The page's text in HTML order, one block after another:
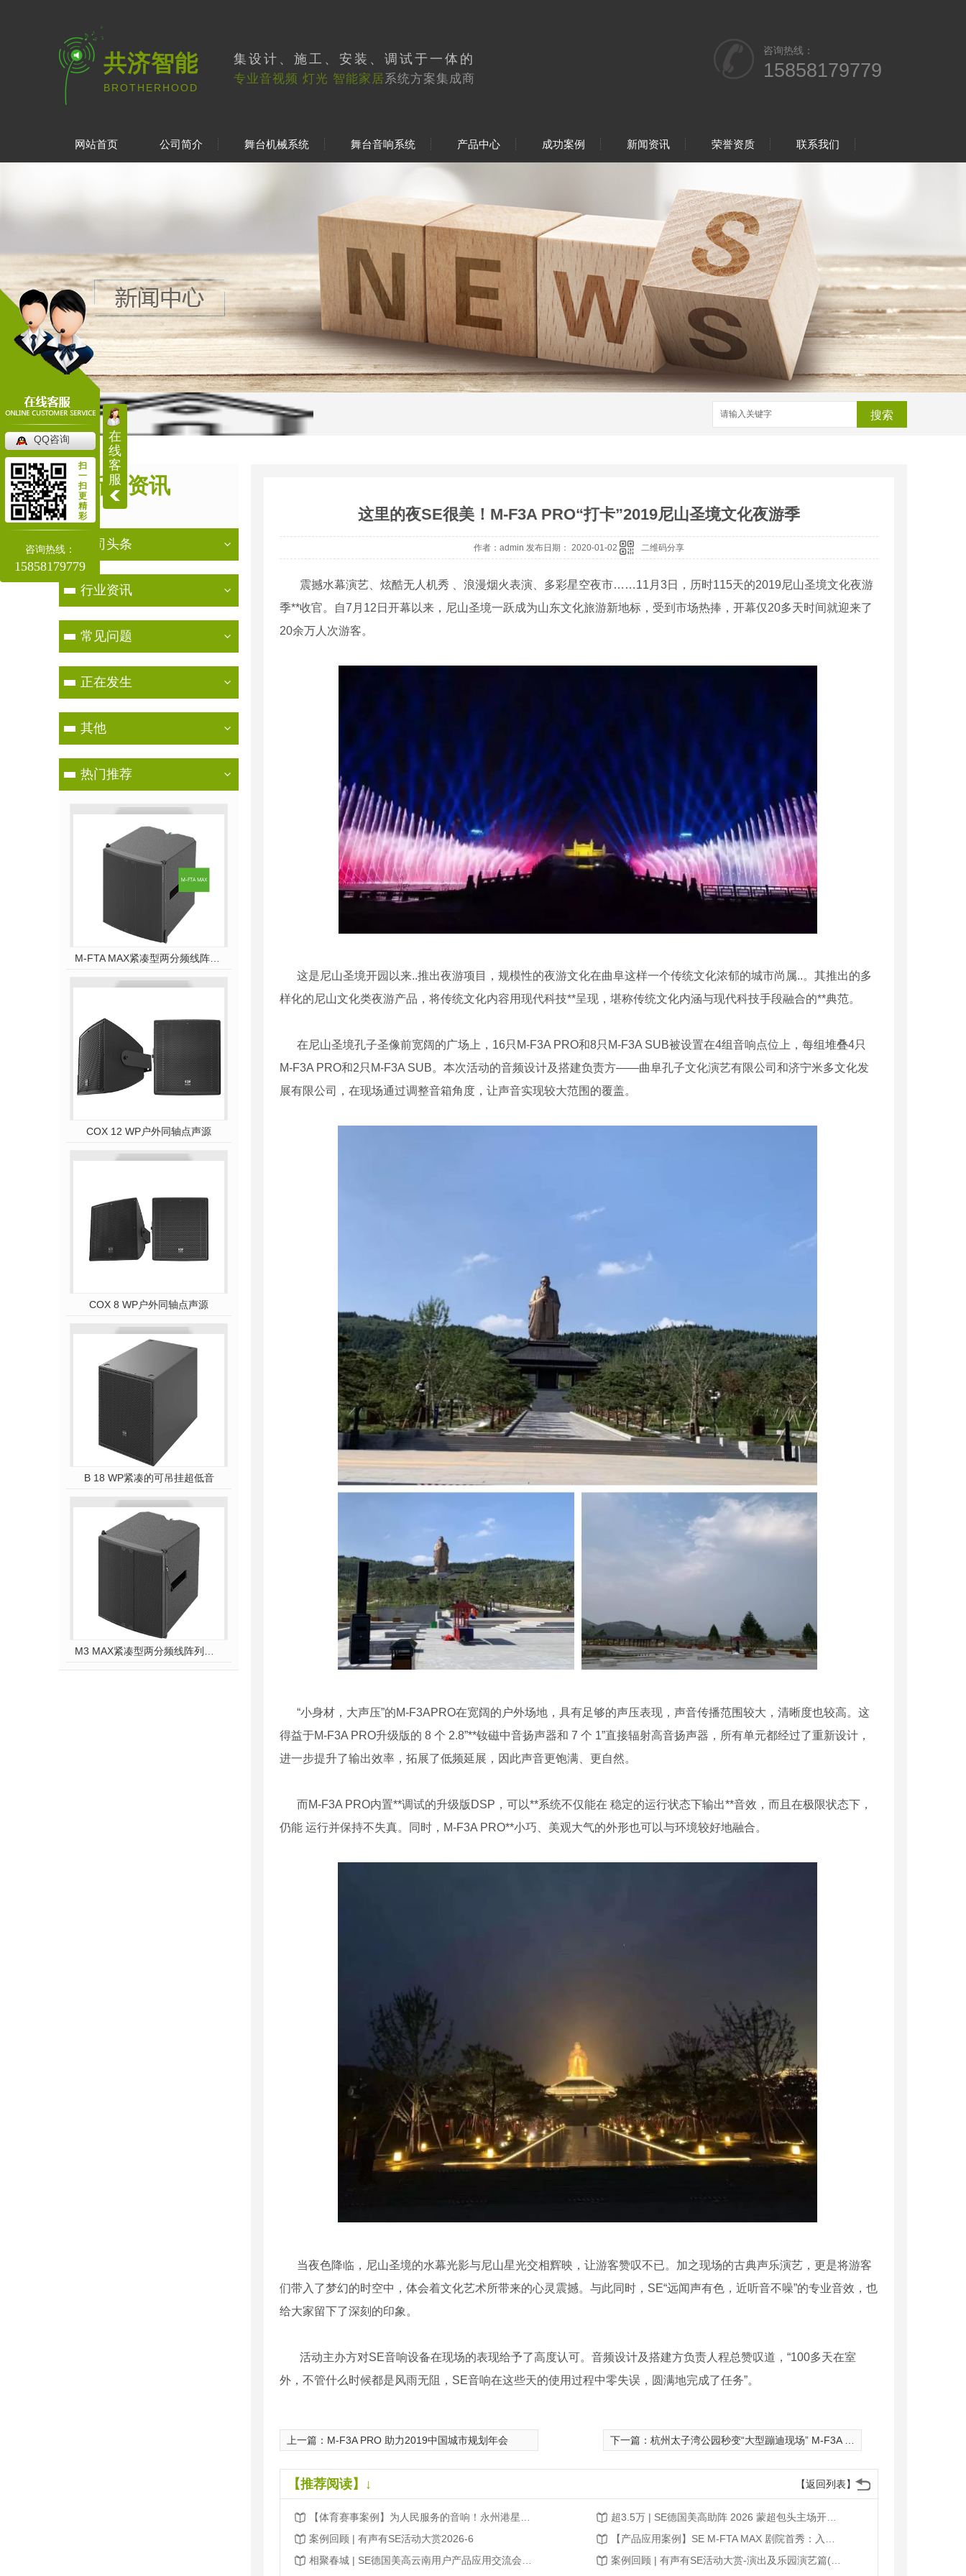
共济智能
BROTHERHOOD
集设计、施工、安装、调试于一体的
专业音视频 灯光 智能家居系统方案集成商
咨询热线：
15858179779
网站首页 公司简介 舞台机械系统 舞台音响系统 产品中心 成功案例 新闻资讯 荣誉资质 联系我们
当前位置：首页
搜索
新闻资讯
NEWS
公司头条
行业资讯
常见问题
正在发生
其他
热门推荐
M-FTA MAX紧凑型两分频线阵列系统
COX 12 WP户外同轴点声源
COX 8 WP户外同轴点声源
B 18 WP紧凑的可吊挂超低音
这里的夜SE很美！M-F3A PRO“打卡”2019尼山圣境文化夜游季
作者：admin 发布日期： 2020-01-02 二维码分享
震撼水幕演艺、炫酷无人机秀 、浪漫烟火表演、多彩星空夜市……11 月 3日，历时115天的2019尼山圣境文化夜游
季**收官。自7 月 12 日开幕以来，尼山圣境一跃成为山东文化旅游新地标，受到市场热捧，开幕仅20多天时间就迎来了
20余万人次游客。
这是尼山圣境开园以来..推出夜游项目，规模性的夜游文化在曲阜这样一个传统文化浓郁的城市尚属..。其推出的多
样化的尼山文化类夜游产品，将传统文化内容用现代科技**呈现，堪称传统文化内涵与现代科技手段融合的**典范。
在尼山圣境孔子圣像前宽阔的广场上， 16只 M-F3A PRO和8只 M-F3A SUB被设置在4组音响点位上，每组堆叠4只
M-F3A PRO和2 只 M-F3A SUB。本次活动的音频设计及搭建负责方——曲阜孔子文化演艺有限公司和济宁米多文化发
展有限公司，在现场通过调整音箱角度，让声音实现较大范围的覆盖。
“小身材，大声压”的M-F3APRO在宽阔的户外场地，具有足够的声压表现，声音传播范围较大，清晰度也较高。这
得益于M-F3A PRO升级版的 8 个 2.8”**钕磁中音扬声器和 7 个 1”直接辐射高音扬声器，所有单元都经过了重新设计，
进一步提升了输出效率，拓展了低频延展，因此声音更饱满、更自然。
而M-F3A PRO内置**调试的升级版 DSP ，可以**系统不仅能在 稳定的运行状态下输出**音效，而且在极限状态下，
仍能 运行并保持不失真。同时， M-F3A PRO**小巧、美观大气的外形也可以与环境较好地融合。
当夜色降临，尼山圣境的水幕光影与尼山星光交相辉映，让游客赞叹不已。加之现场的古典声乐演艺，更是将游客
们带入了梦幻的时空中，体会着文化艺术所带来的心灵震撼。与此同时， SE“远闻声有色，近听音不噪”的专业音效，也
给大家留下了深刻的印象。
活动主办方对SE音响设备在现场的表现给予了高度认可。音频设计及搭建方负责人程总赞叹道， “100多天在室
外，不管什么时候都是风雨无阻， SE音响在这些天的使用过程中零失误，圆满地完成了任务”。
上一篇： M-F3A PRO 助力2019中国城市规划年会 下一篇： 杭州太子湾公园秒变“大型蹦迪现场” M-F3A PRO助力2019首届不止音乐节
【返回列表】
【推荐阅读】↓
【体育赛事案例】为人民服务的音响！永州港星足球赛，声场无死角、听音不缺位！
超3.5万 | SE德国美高助阵 2026 蒙超包头主场开幕仪式
案例回顾 | 有声有SE活动大赏2026-6
【产品应用案例】SE M-FTA MAX 剧院首秀：入驻 非遗（宣威）花灯剧团（转载2026.04）
相聚春城 | SE德国美高云南用户产品应用交流会圆满成功(转载2026.03)
案例回顾 | 有声有SE活动大赏-演出及乐园演艺篇(转发)
在
线
客
服
QQ咨询
扫
一
扫
更
精
彩
咨询热线：
15858179779